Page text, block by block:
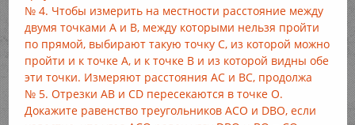
№ 4. Чтобы измерить на местности расстояние между
двумя точками А и В, между которыми нельзя пройти
по прямой, выбирают такую точку С, из которой можно
пройти и к точке А, и к точке В и из которой видны обе
эти точки. Измеряют расстояния АС и ВС, продолжа
№ 5. Отрезки АВ и CD пересекаются в точке О.
Докажите равенство треугольников АСО и DBO, если